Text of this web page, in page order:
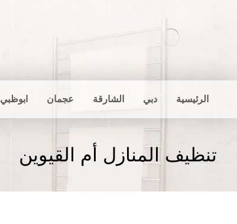
الرئيسية دبي الشارقة عجمان ابوظبي
تنظيف المنازل أم القيوين